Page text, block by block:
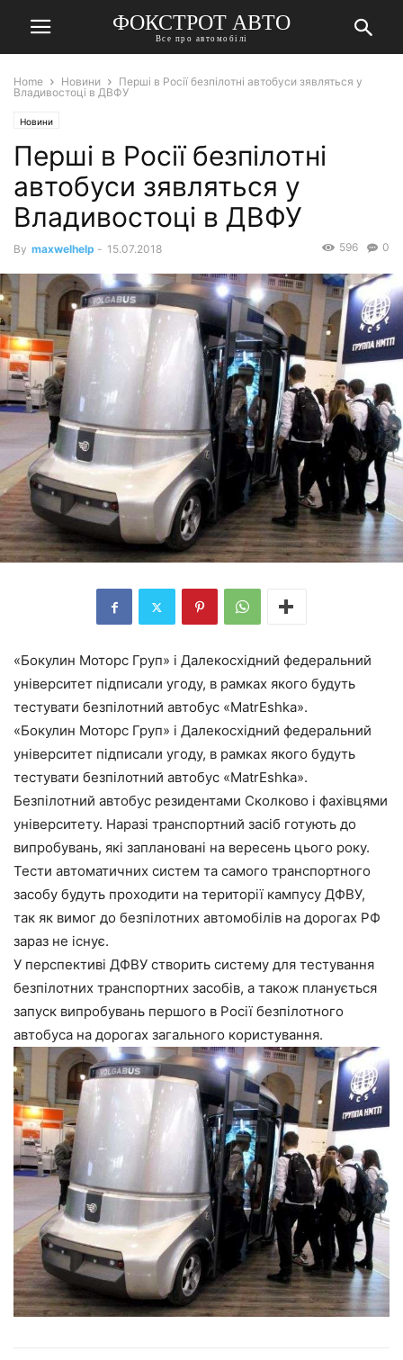
ФОКСТРОТ АВТО
Все про автомобілі
Home Новини
Перші в Росії безпілотні автобуси зявляться у
Владивостоці в ДВФУ
Новини
Перші в Росії безпілотні
автобуси зявляться у
Владивостоці в ДВФУ
By maxwelhelp - 15.07.2018 0
596
«Бокулин Моторс Груп» і Далекосхідний федеральний
університет підписали угоду, в рамках якого будуть
тестувати безпілотний автобус «MatrЕshka».
«Бокулин Моторс Груп» і Далекосхідний федеральний
університет підписали угоду, в рамках якого будуть
тестувати безпілотний автобус «MatrЕshka».
Безпілотний автобус резидентами Сколково і фахівцями
університету. Наразі транспортний засіб готують до
випробувань, які заплановані на вересень цього року.
Тести автоматичних систем та самого транспортного
засобу будуть проходити на території кампусу ДФВУ,
так як вимог до безпілотних автомобілів на дорогах РФ
зараз не існує.
У перспективі ДФВУ створить систему для тестування
безпілотних транспортних засобів, а також планується
запуск випробувань першого в Росії безпілотного
автобуса на дорогах загального користування.